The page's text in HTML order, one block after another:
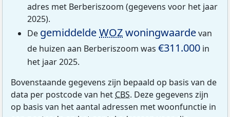
adres met Berberiszoom (gegevens voor het jaar
2025).
De gemiddeldeWOZwoningwaardevan
de huizen aan Berberiszoom was €311.000 in
het jaar 2025.
Bovenstaande gegevens zijn bepaald op basis van de
data per postcode van het CBS. Deze gegevens zijn
op basis van het aantal adressen met woonfunctie in